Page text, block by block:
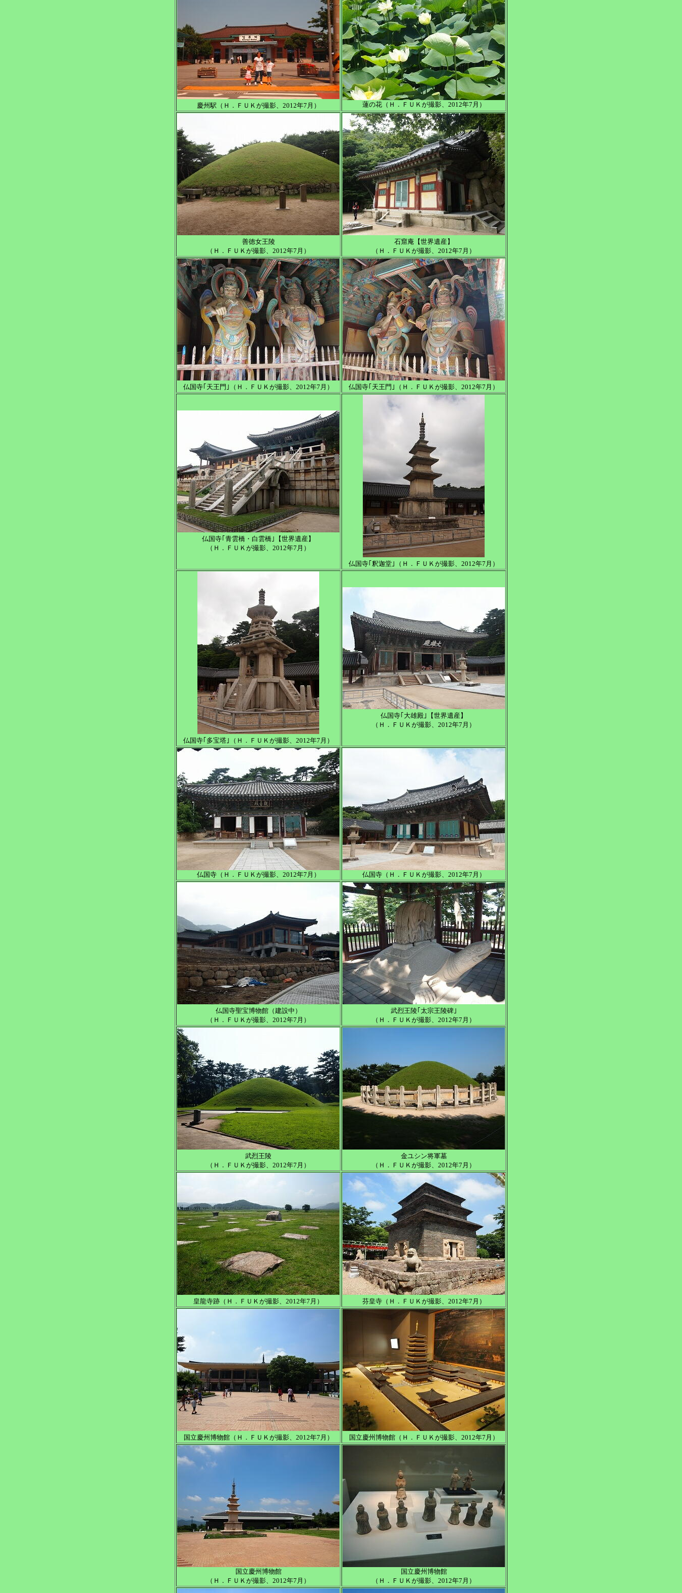
慶州駅（Ｈ．ＦＵＫが撮影、2012年7月） 蓮の花（Ｈ．ＦＵＫが撮影、2012年7月）
善徳女王陵
（Ｈ．ＦＵＫが撮影、2012年7月）
石窟庵【世界遺産】
（Ｈ．ＦＵＫが撮影、2012年7月）
仏国寺｢天王門｣（Ｈ．ＦＵＫが撮影、2012年7月） 仏国寺｢天王門｣（Ｈ．ＦＵＫが撮影、2012年7月）
仏国寺｢青雲橋・白雲橋｣【世界遺産】
（Ｈ．ＦＵＫが撮影、2012年7月）
仏国寺｢釈迦堂｣（Ｈ．ＦＵＫが撮影、2012年7月）
仏国寺｢多宝塔｣（Ｈ．ＦＵＫが撮影、2012年7月）
仏国寺｢大雄殿｣【世界遺産】
（Ｈ．ＦＵＫが撮影、2012年7月）
仏国寺（Ｈ．ＦＵＫが撮影、2012年7月） 仏国寺（Ｈ．ＦＵＫが撮影、2012年7月）
仏国寺聖宝博物館（建設中）
（Ｈ．ＦＵＫが撮影、2012年7月）
武烈王陵｢太宗王陵碑｣
（Ｈ．ＦＵＫが撮影、2012年7月）
武烈王陵
（Ｈ．ＦＵＫが撮影、2012年7月）
金ユシン将軍墓
（Ｈ．ＦＵＫが撮影、2012年7月）
皇龍寺跡（Ｈ．ＦＵＫが撮影、2012年7月） 芬皇寺（Ｈ．ＦＵＫが撮影、2012年7月）
国立慶州博物館（Ｈ．ＦＵＫが撮影、2012年7月） 国立慶州博物館（Ｈ．ＦＵＫが撮影、2012年7月）
国立慶州博物館
（Ｈ．ＦＵＫが撮影、2012年7月）
国立慶州博物館
（Ｈ．ＦＵＫが撮影、2012年7月）